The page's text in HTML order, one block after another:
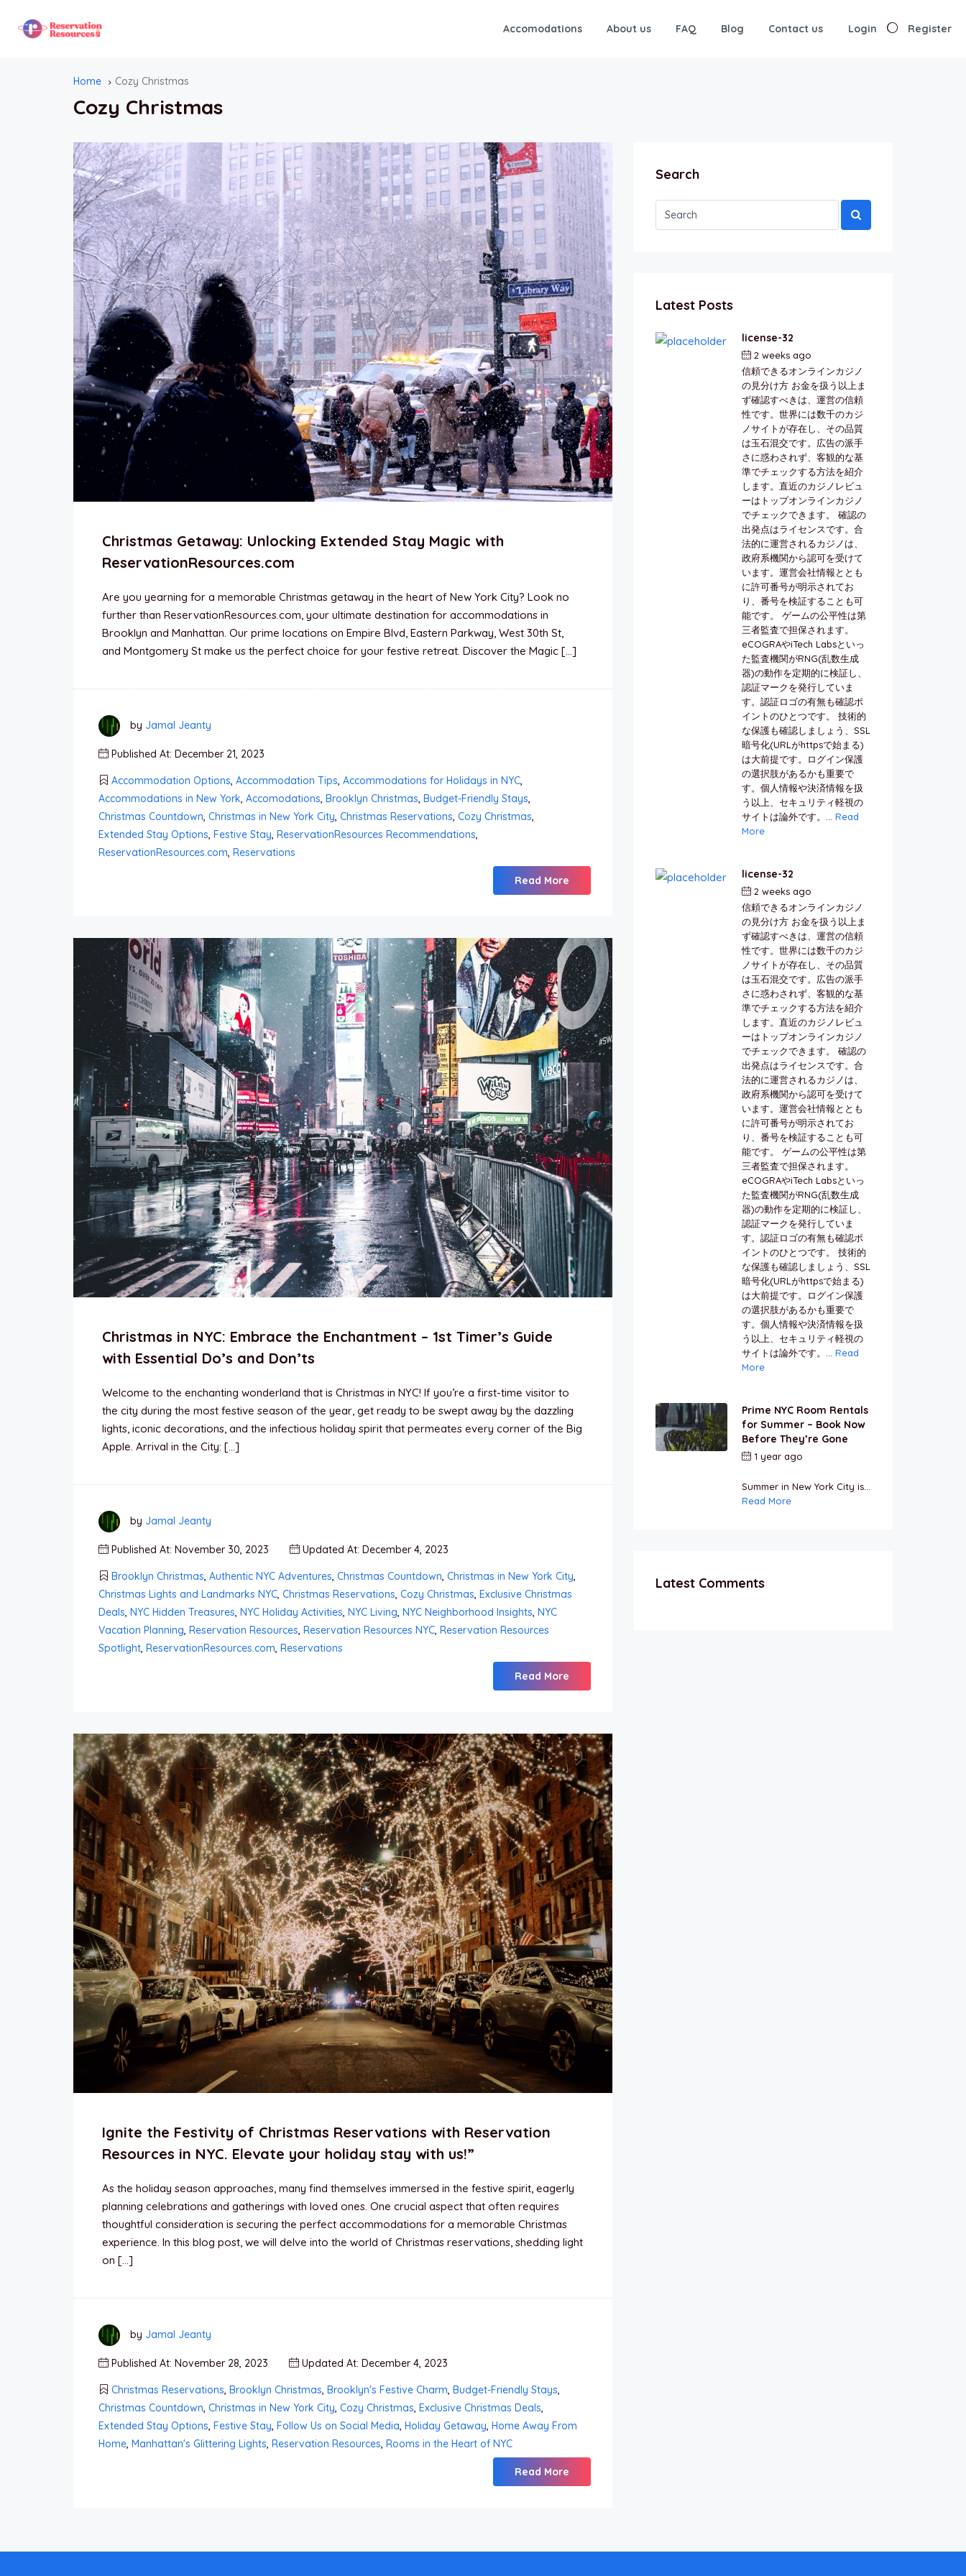
Accomodations About us FAQ Blog Contact us Login Register
Home Cozy Christmas
Cozy Christmas
Christmas Getaway: Unlocking Extended Stay Magic with
ReservationResources.com
Are you yearning for a memorable Christmas getaway in the heart of New York City? Look no
further than ReservationResources.com, your ultimate destination for accommodations in
Brooklyn and Manhattan. Our prime locations on Empire Blvd, Eastern Parkway, West 30th St,
and Montgomery St make us the perfect choice for your festive retreat. Discover the Magic […]
by Jamal Jeanty
Published At: December 21, 2023
Accommodation Options, Accommodation Tips, Accommodations for Holidays in NYC,
Accommodations in New York, Accomodations, Brooklyn Christmas, Budget-Friendly Stays,
Christmas Countdown, Christmas in New York City, Christmas Reservations, Cozy Christmas,
Extended Stay Options, Festive Stay, ReservationResources Recommendations,
ReservationResources.com, Reservations
Read More
Christmas in NYC: Embrace the Enchantment – 1st Timer’s Guide
with Essential Do’s and Don’ts
Welcome to the enchanting wonderland that is Christmas in NYC! If you’re a first-time visitor to
the city during the most festive season of the year, get ready to be swept away by the dazzling
lights, iconic decorations, and the infectious holiday spirit that permeates every corner of the Big
Apple. Arrival in the City: […]
by Jamal Jeanty
Published At: November 30, 2023 Updated At: December 4, 2023
Brooklyn Christmas, Authentic NYC Adventures, Christmas Countdown, Christmas in New York City,
Christmas Lights and Landmarks NYC, Christmas Reservations, Cozy Christmas, Exclusive Christmas
Deals, NYC Hidden Treasures, NYC Holiday Activities, NYC Living, NYC Neighborhood Insights, NYC
Vacation Planning, Reservation Resources, Reservation Resources NYC, Reservation Resources
Spotlight, ReservationResources.com, Reservations
Read More
Ignite the Festivity of Christmas Reservations with Reservation
Resources in NYC. Elevate your holiday stay with us!”
As the holiday season approaches, many find themselves immersed in the festive spirit, eagerly
planning celebrations and gatherings with loved ones. One crucial aspect that often requires
thoughtful consideration is securing the perfect accommodations for a memorable Christmas
experience. In this blog post, we will delve into the world of Christmas reservations, shedding light
on […]
by Jamal Jeanty
Published At: November 28, 2023 Updated At: December 4, 2023
Christmas Reservations, Brooklyn Christmas, Brooklyn's Festive Charm, Budget-Friendly Stays,
Christmas Countdown, Christmas in New York City, Cozy Christmas, Exclusive Christmas Deals,
Extended Stay Options, Festive Stay, Follow Us on Social Media, Holiday Getaway, Home Away From
Home, Manhattan's Glittering Lights, Reservation Resources, Rooms in the Heart of NYC
Read More
Search
Latest Posts
license-32
2 weeks ago
信頼できるオンラインカジノ
の見分け方 お金を扱う以上ま
ず確認すべきは、運営の信頼
性です。世界には数千のカジ
ノサイトが存在し、その品質
は玉石混交です。広告の派手
さに惑わされず、客観的な基
準でチェックする方法を紹介
します。直近のカジノレビュ
ーはトップオンラインカジノ
でチェックできます。 確認の
出発点はライセンスです。合
法的に運営されるカジノは、
政府系機関から認可を受けて
います。運営会社情報ととも
に許可番号が明示されてお
り、番号を検証することも可
能です。 ゲームの公平性は第
三者監査で担保されます。
eCOGRAやiTech Labsといっ
た監査機関がRNG(乱数生成
器)の動作を定期的に検証し、
認証マークを発行していま
す。認証ロゴの有無も確認ポ
イントのひとつです。 技術的
な保護も確認しましょう、SSL
暗号化(URLがhttpsで始まる)
は大前提です。ログイン保護
の選択肢があるかも重要で
す。個人情報や決済情報を扱
う以上、セキュリティ軽視の
サイトは論外です。... Read
More
license-32
2 weeks ago
信頼できるオンラインカジノ
の見分け方 お金を扱う以上ま
ず確認すべきは、運営の信頼
性です。世界には数千のカジ
ノサイトが存在し、その品質
は玉石混交です。広告の派手
さに惑わされず、客観的な基
準でチェックする方法を紹介
します。直近のカジノレビュ
ーはトップオンラインカジノ
でチェックできます。 確認の
出発点はライセンスです。合
法的に運営されるカジノは、
政府系機関から認可を受けて
います。運営会社情報ととも
に許可番号が明示されてお
り、番号を検証することも可
能です。 ゲームの公平性は第
三者監査で担保されます。
eCOGRAやiTech Labsといっ
た監査機関がRNG(乱数生成
器)の動作を定期的に検証し、
認証マークを発行していま
す。認証ロゴの有無も確認ポ
イントのひとつです。 技術的
な保護も確認しましょう、SSL
暗号化(URLがhttpsで始まる)
は大前提です。ログイン保護
の選択肢があるかも重要で
す。個人情報や決済情報を扱
う以上、セキュリティ軽視の
サイトは論外です。... Read
More
Prime NYC Room Rentals
for Summer – Book Now
Before They’re Gone
1 year ago
Summer in New York City is...
Read More
Latest Comments